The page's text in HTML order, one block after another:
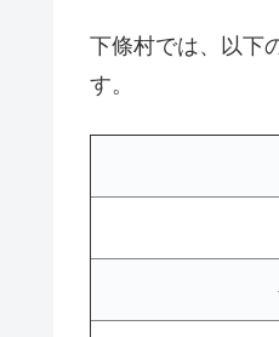
下條村では、以下
す。